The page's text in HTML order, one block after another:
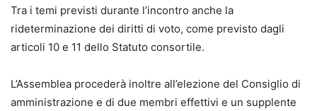
Tra i temi previsti durante l’incontro anche la
rideterminazione dei diritti di voto, come previsto dagli
articoli 10 e 11 dello Statuto consortile.
L’Assemblea procederà inoltre all’elezione del Consiglio di
amministrazione e di due membri effettivi e un supplente